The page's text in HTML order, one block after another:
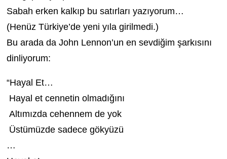
Sabah erken kalkıp bu satırları yazıyorum…
(Henüz Türkiye’de yeni yıla girilmedi.)
Bu arada da John Lennon’un en sevdiğim şarkısını
dinliyorum:
“Hayal Et…
Hayal et cennetin olmadığını
Altımızda cehennem de yok
Üstümüzde sadece gökyüzü
…